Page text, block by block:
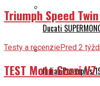
Ducati
Indian Powerplus
Triumph Speed
Testy a recenziePred 2
TEST Moto Guzzi